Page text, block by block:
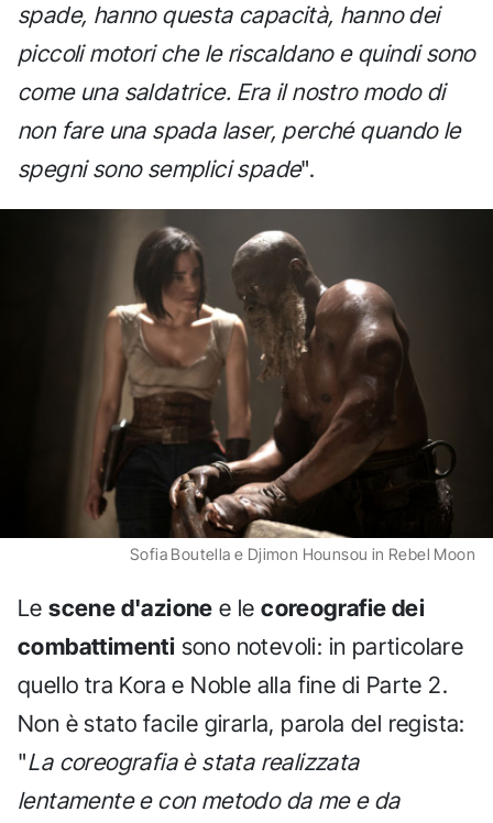
spade, hanno questa capacità, hanno dei
piccoli motori che le riscaldano e quindi sono
come una saldatrice. Era il nostro modo di
non fare una spada laser, perché quando le
spegni sono semplici spade".
Sofia Boutella e Djimon Hounsou in Rebel Moon
Lescene d'azione e lecoreografie dei
combattimenti sono notevoli: in particolare
quello tra Kora e Noble alla fine di Parte 2.
Non è stato facile girarla, parola del regista:
"La coreografia è stata realizzata
lentamente e con metodo da me e da